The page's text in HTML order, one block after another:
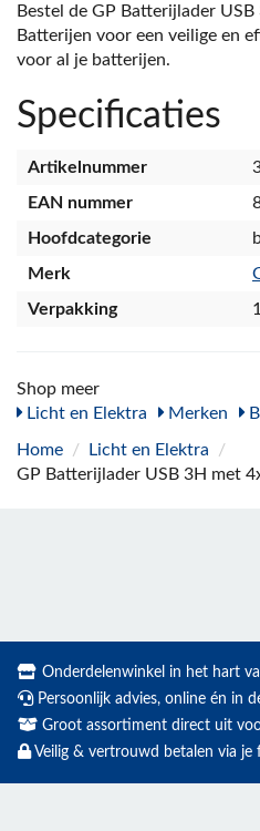
Bestel de GP Batterijlader
Batterijen voor een veilige en
voor al je batterijen.
Specificaties
Artikelnummer
EAN nummer
Hoofdcategorie
Merk
Verpakking
Shop meer
Licht en Elektra
Merken
Home / Licht en Elektra
/
GP Batterijlader USB 3H met
Onderdelenwinkel in het hart
Persoonlijk advies, online én in
Groot assortiment direct uit
Veilig & vertrouwd betalen via je